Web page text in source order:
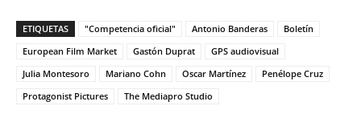
ETIQUETAS "Competencia oficial" Antonio Banderas
Boletín
European Film Market
Gastón Duprat
GPS audiovisual
Julia Montesoro
Mariano Cohn Oscar Martínez
Penélope Cruz
Protagonist Pictures
The Mediapro Studio